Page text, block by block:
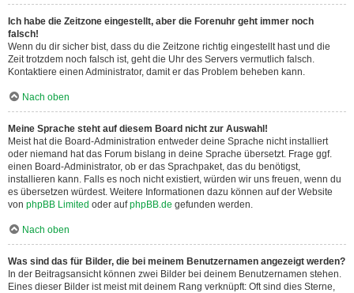
Ich habe die Zeitzone eingestellt, aber die Forenuhr geht immer noch
falsch!
Wenn du dir sicher bist, dass du die Zeitzone richtig eingestellt hast und die
Zeit trotzdem noch falsch ist, geht die Uhr des Servers vermutlich falsch.
Kontaktiere einen Administrator, damit er das Problem beheben kann.
Nach oben
Meine Sprache steht auf diesem Board nicht zur Auswahl!
Meist hat die Board-Administration entweder deine Sprache nicht installiert
oder niemand hat das Forum bislang in deine Sprache übersetzt. Frage ggf.
einen Board-Administrator, ob er das Sprachpaket, das du benötigst,
installieren kann. Falls es noch nicht existiert, würden wir uns freuen, wenn du
es übersetzen würdest. Weitere Informationen dazu können auf der Website
von phpBB Limited oder aufphpBB.de gefunden werden.
Nach oben
Was sind das für Bilder, die bei meinem Benutzernamen angezeigt werden?
In der Beitragsansicht können zwei Bilder bei deinem Benutzernamen stehen.
Eines dieser Bilder ist meist mit deinem Rang verknüpft: Oft sind dies Sterne,